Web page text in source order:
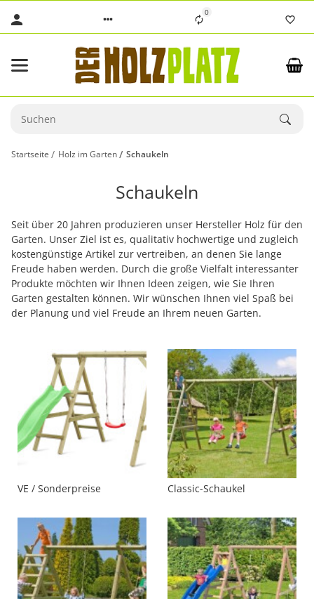
0
Startseite Holz im Garten Schaukeln
Schaukeln
Seit über 20 Jahren produzieren unser Hersteller Holz für den
Garten. Unser Ziel ist es, qualitativ hochwertige und zugleich
kostengünstige Artikel zur vertreiben, an denen Sie lange
Freude haben werden. Durch die große Vielfalt interessanter
Produkte möchten wir Ihnen Ideen zeigen, wie Sie Ihren
Garten gestalten können. Wir wünschen Ihnen viel Spaß bei
der Planung und viel Freude an Ihrem neuen Garten.
VE / Sonderpreise Classic-Schaukel